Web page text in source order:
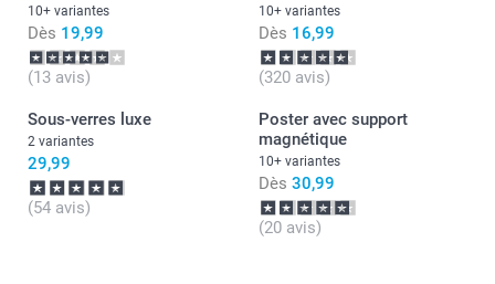
10+ variantes
Dès 19,99
(13 avis)
10+ variantes
Dès 16,99
(320 avis)
Sous-verres luxe
2 variantes
29,99
(54 avis)
Poster avec support
magnétique
10+ variantes
Dès 30,99
(20 avis)